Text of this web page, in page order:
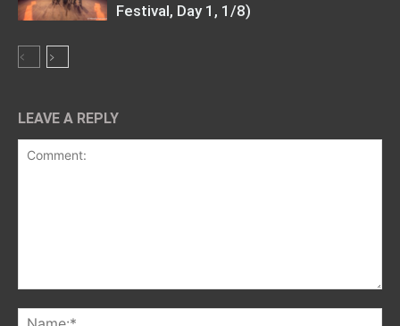
Festival, Day 1, 1/8)
LEAVE A REPLY